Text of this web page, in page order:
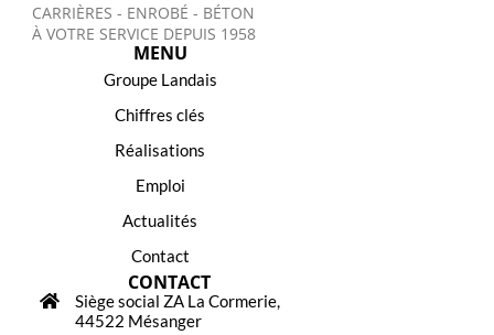
CARRIÈRES - ENROBÉ - BÉTON
À VOTRE SERVICE DEPUIS 1958
MENU
Groupe Landais
Chiffres clés
Réalisations
Emploi
Actualités
Contact
CONTACT
Siège social ZA La Cormerie,
44522 Mésanger